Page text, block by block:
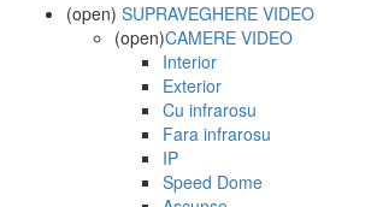
(open) SUPRAVEGHERE VIDEO
(open)CAMERE VIDEO
Interior
Exterior
Cu infrarosu
Fara infrarosu
IP
Speed Dome